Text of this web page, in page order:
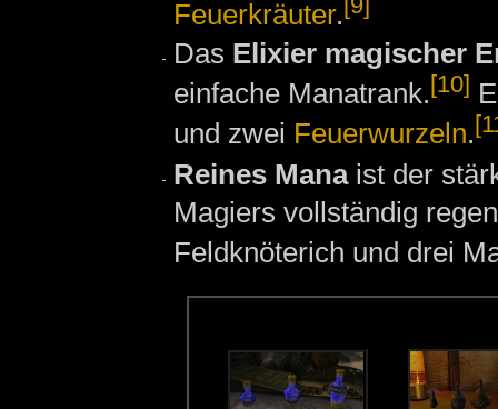
Feuerkräuter.
Das Elixier magischer
einfache Manatrank.[10]
und zwei Feuerwurzeln.
Reines Manaist der
Magiers vollständig
Feldknöterich und drei